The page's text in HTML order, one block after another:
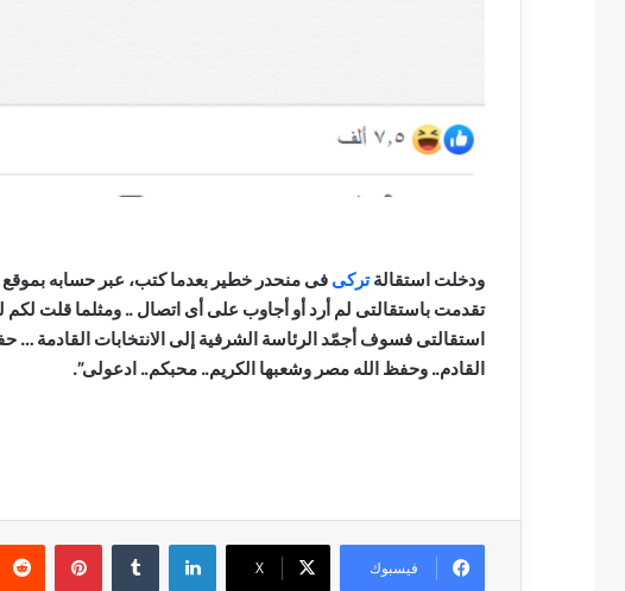
ودخلت استقالةتركى فى منحدر خطير بعدما كتب، عبر حسابه بموقع
تقدمت باستقالتى لم أرد أو أجاوب على أى اتصال .. ومثلما قلت
استقالتى فسوف أجمّد الرئاسة الشرفية إلى الانتخابات القادمة …
القادم.. وحفظ الله مصر وشعبها الكريم.. محبكم.. ادعولى”.
فيسبوك ‫X
لينكدإن